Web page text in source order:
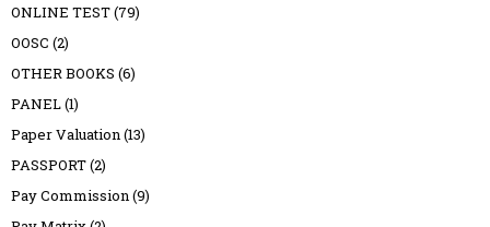
ONLINE TEST(79)
OOSC (2)
OTHER BOOKS (6)
PANEL(1)
Paper Valuation(13)
PASSPORT(2)
Pay Commission(9)